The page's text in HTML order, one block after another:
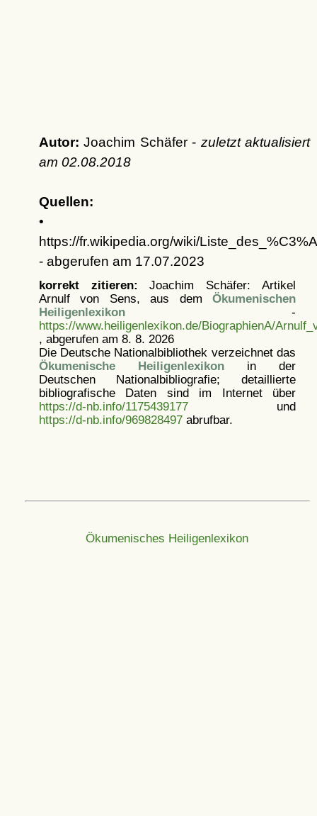
Autor: Joachim Schäfer - zuletzt aktualisiert
am 02.08.2018
Quellen:
•
https://fr.wikipedia.org/wiki/
- abgerufen am 17.07.2023
korrekt zitieren: Joachim Schäfer: Artikel
Arnulf von Sens, aus dem Ökumenischen
Heiligenlexikon-
https://www.heiligenlexikon.de/BiographienA/
, abgerufen am 8. 8. 2026
Die Deutsche Nationalbibliothek verzeichnet das
Ökumenische Heiligenlexikonin der
Deutschen Nationalbibliografie; detaillierte
bibliografische Daten sind im Internet über
https://d-nb.info/1175439177und
https://d-nb.info/969828497abrufbar.
Ökumenisches Heiligenlexikon